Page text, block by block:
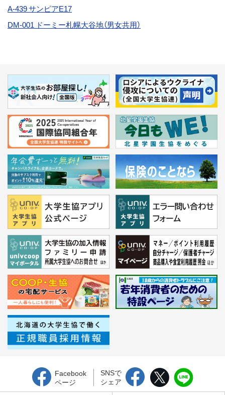
A-439 サンピアE17
DM-001 ドーミー札幌大谷地（男女共用）
Facebook
ページ
SNSで
シェア